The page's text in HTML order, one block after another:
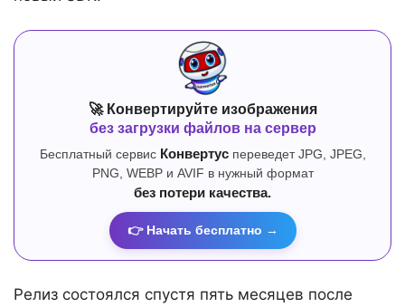
🚀 Конвертируйте изображения
без загрузки файлов на сервер
Бесплатный сервис Конвертуспереведет JPG, JPEG,
PNG, WEBP и AVIF в нужный формат
без потери качества.
👉 Начать бесплатно →
Релиз состоялся спустя пять месяцев после